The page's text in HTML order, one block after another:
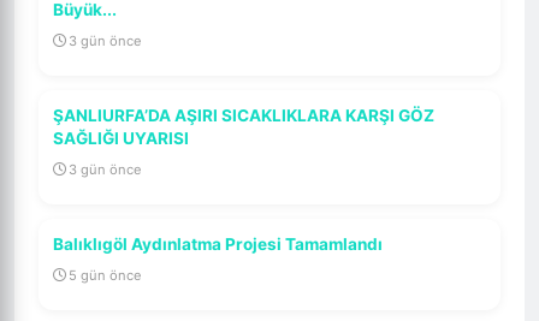
Büyük...
3 gün önce
ŞANLIURFA’DA AŞIRI SICAKLIKLARA KARŞI GÖZ
SAĞLIĞI UYARISI
3 gün önce
Balıklıgöl Aydınlatma Projesi Tamamlandı
5 gün önce